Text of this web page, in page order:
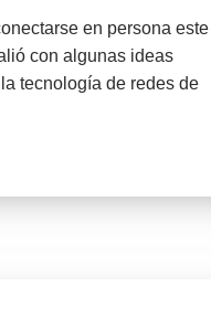
en persona este
con algunas ideas
tecnología de redes de